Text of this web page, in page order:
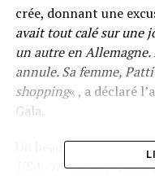
crée, donnant une
avait tout calé sur une
un autre en
annule. Sa femme,
shopping« , a déclaré
Gala.
Un beau geste
envers son